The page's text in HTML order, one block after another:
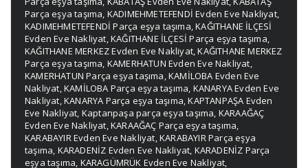
Parça eşya taşıma, KADIMEHMETEFENDİ Evden Eve Nakliyat,
KADIMEHMETEFENDİ Parça eşya taşıma,KAĞITHANE İLÇESİ
Evden Eve Nakliyat,KAĞITHANE İLÇESİ Parça eşya taşıma,
KAĞITHANE MERKEZ Evden Eve Nakliyat,KAĞITHANE MERKEZ
Parça eşya taşıma, KAMERHATUN Evden Eve Nakliyat,
KAMERHATUN Parça eşya taşıma,KAMİLOBA Evden Eve
Nakliyat,KAMİLOBA Parça eşya taşıma, KANARYA Evden Eve
Nakliyat,KANARYA Parça eşya taşıma,KAPTANPAŞA Evden
Eve Nakliyat, Kaptanpaşa parça eşya taşıma, KARAAĞAÇ
Evden Eve Nakliyat,KARAAĞAÇ Parça eşya taşıma,
KARABAYIR Evden Eve Nakliyat,KARABAYIR Parça eşya
taşıma, KARADENİZ Evden Eve Nakliyat, KARADENİZ Parça
eşya taşıma, KARAGÜMRÜK Evden Eve Nakliyat,